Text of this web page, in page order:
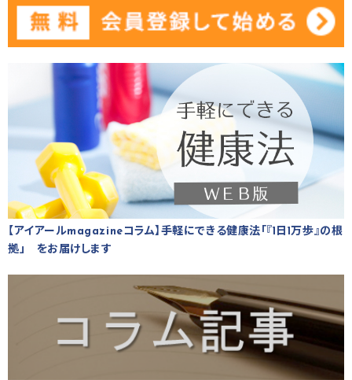
【アイアールmagazineコラム】手軽にできる健康法「『1日1万歩』の根
拠」 をお届けします